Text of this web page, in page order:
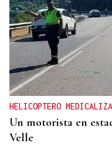
HELICOPTERO
Un motorista en
Velle